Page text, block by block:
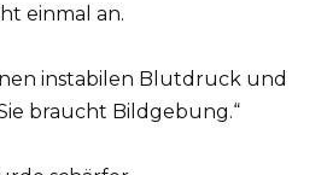
einmal an.
instabilen Blutdruck und
braucht Bildgebung.“